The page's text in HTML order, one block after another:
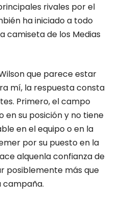
rivales por el
ha iniciado a todo
camiseta de los Medias
que parece estar
mí, la respuesta consta
Primero, el campo
en su posición y no tiene
en el equipo o en la
por su puesto en la
alquenla confianza de
posiblemente más que
campaña.